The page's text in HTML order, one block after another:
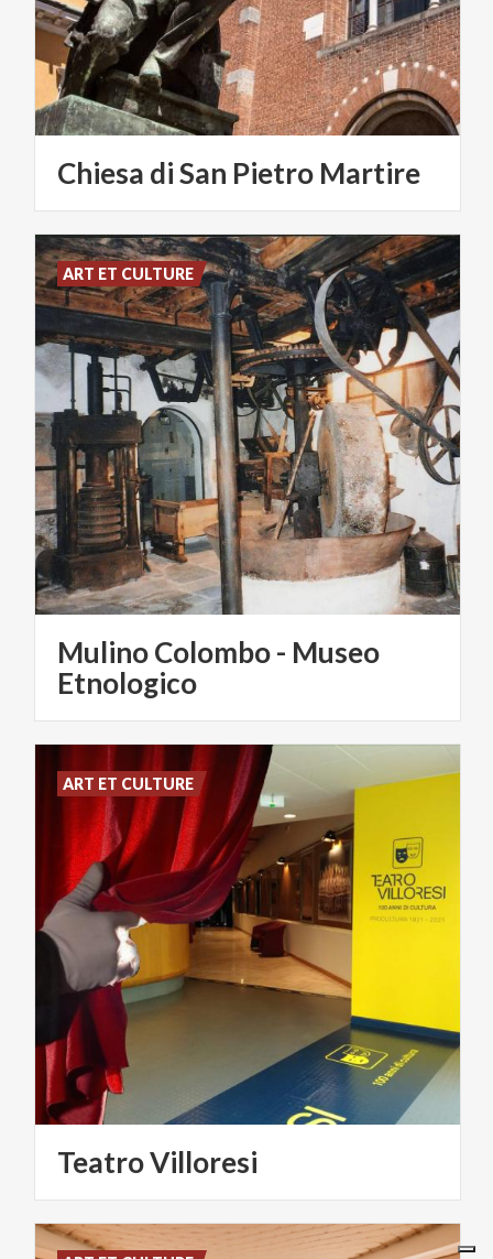
Chiesa diSan Pietro Martire
Mulino Colombo - Museo
Etnologico
ART ET CULTURE
TeatroVilloresi
ART ET CULTURE